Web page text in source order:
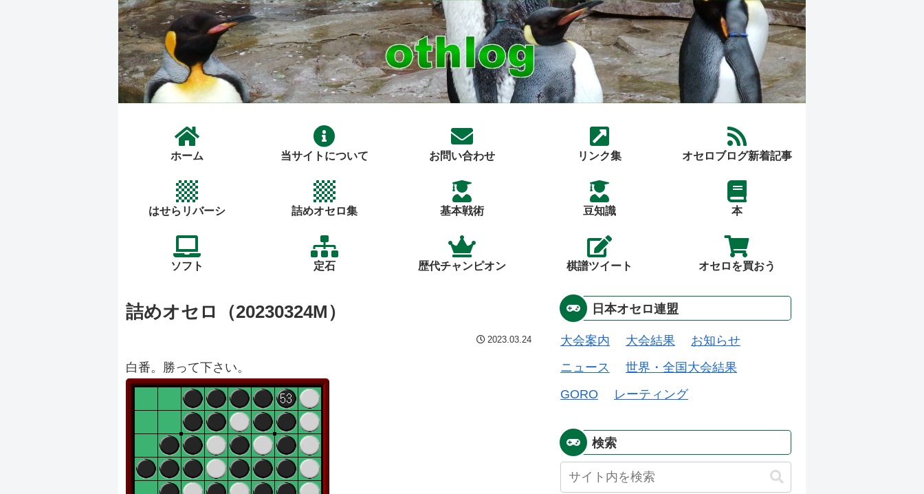
ホーム 当サイトについて お問い合わせ リンク集 オセロブログ新着記事
はせらリバーシ 詰めオセロ集 基本戦術 豆知識 本
ソフト 定石 歴代チャンピオン 棋譜ツイート オセロを買おう
詰めオセロ（20230324M）
2023.03.24
白番。勝って下さい。
日本オセロ連盟
大会案内 大会結果
お知らせ
ニュース
世界・全国大会結果
GORO
レーティング
検索